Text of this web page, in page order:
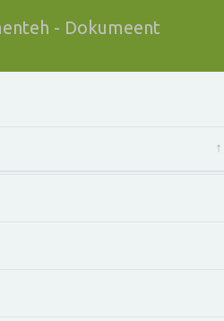
- Dokumeent